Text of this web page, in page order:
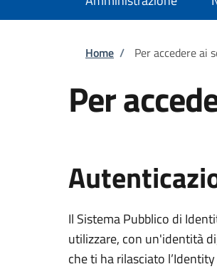
Briciole di
Home / Per accedere ai
Per
Il Sistema Pubblico di
utilizzare, con un'identità
che ti ha rilasciato